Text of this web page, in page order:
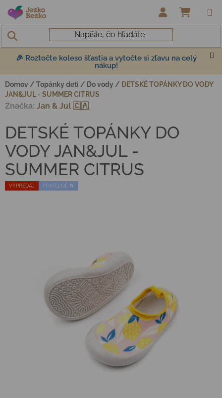
Prejsť na obsah
🎉 Roztočte koleso šťastia a vytočte si zľavu na celý
nákup!
Domov / Topánky deti / Do vody / DETSKÉ TOPÁNKY DO VODY
JAN&JUL - SUMMER CITRUS
VÝPREDAJ PRATEĽNÉ 🌀
DETSKÉ TOPÁNKY DO
VODY JAN&JUL -
SUMMER CITRUS
Značka: Jan & Jul 🇨🇦